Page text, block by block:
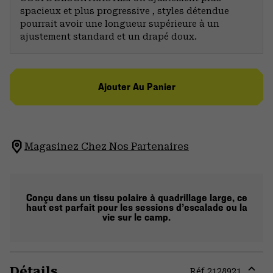
spacieux et plus progressive , styles détendue
pourrait avoir une longueur supérieure à un
ajustement standard et un drapé doux.
Ajouter Au Panier
Magasinez Chez Nos Partenaires
Conçu dans un tissu polaire à quadrillage large, ce
haut est parfait pour les sessions d’escalade ou la
vie sur le camp.